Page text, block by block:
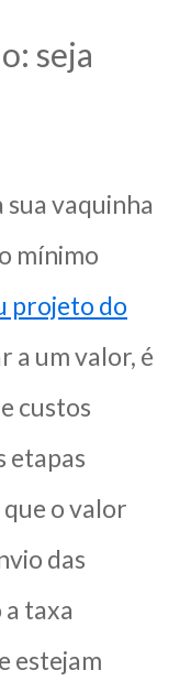
seja
vaquinha
mínimo
projeto do
a um valor, é
custos
etapas
o valor
das
a taxa
estejam